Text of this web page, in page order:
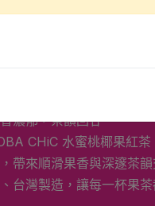
濃郁，茶韻回甘
CHiC 水蜜桃椰果紅
帶來順滑果香與深邃茶
台灣製造，讓每一杯果茶